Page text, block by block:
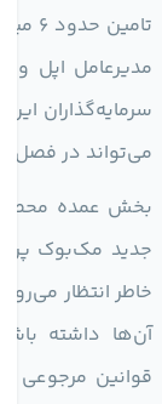
مدیرعامل اپل و
سرمایه‌گذاران
می‌تواند در فصل تعطیلات
بخش عمده
جدید مک‌بوک
خاطر انتظار
آن‌ها داشته
قوانین مرجوعی